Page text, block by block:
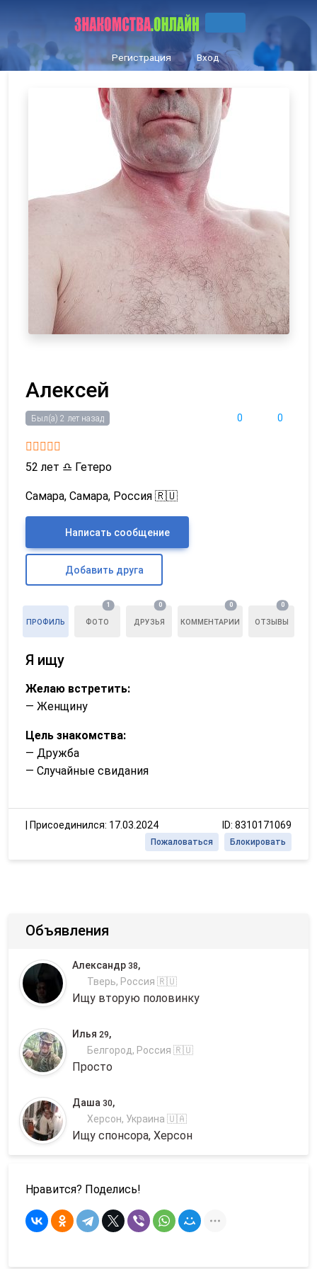
Регистрация Вход
Алексей
0 0
Был(а) 2 лет назад
52 лет ♎ Гетеро
Самара, Самара, Россия 🇷🇺
Написать сообщение
Добавить друга
ПРОФИЛЬ ФОТО
1
ДРУЗЬЯ
0
КОММЕНТАРИИ
0
ОТЗЫВЫ
0
Я ищу
Желаю встретить:
— Женщину
Цель знакомства:
— Дружба
— Случайные свидания
| Присоединился: 17.03.2024 ID: 8310171069
Блокировать
Пожаловаться
Объявления
Александр 38,
Тверь, Россия 🇷🇺
Ищу вторую половинку
Илья 29,
Белгород, Россия 🇷🇺
Просто
Даша 30,
Херсон, Украина 🇺🇦
Ищу спонсора, Херсон
Нравится? Поделись!